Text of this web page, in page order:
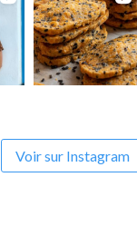
Voir sur Instagram